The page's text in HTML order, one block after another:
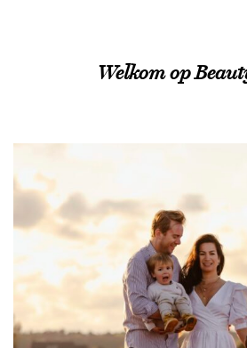
Welkom op